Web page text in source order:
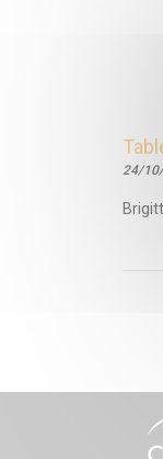
24/